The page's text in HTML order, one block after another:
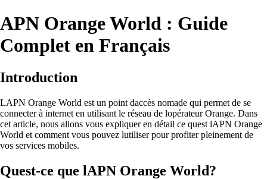
APN Orange World : Guide
Complet en Français
Introduction
LAPN Orange World est un point daccès nomade qui permet de se
connecter à internet en utilisant le réseau de lopérateur Orange. Dans
cet article, nous allons vous expliquer en détail ce quest lAPN Orange
World et comment vous pouvez lutiliser pour profiter pleinement de
vos services mobiles.
Quest-ce que lAPN Orange World?